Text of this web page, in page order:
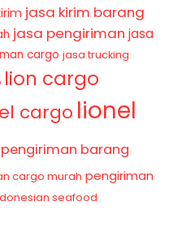
jasa kirim barang
jasa pengiriman jasa
cargo jasa trucking
lion cargo
cargo lionel
pengiriman barang
cargo murah pengiriman
seafood